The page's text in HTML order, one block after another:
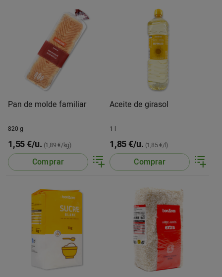
Pan de molde familiar
820 g
1,55 €/u. (1,89 €/kg)
Comprar
Aceite de girasol
1 l
1,85 €/u. (1,85 €/l)
Comprar